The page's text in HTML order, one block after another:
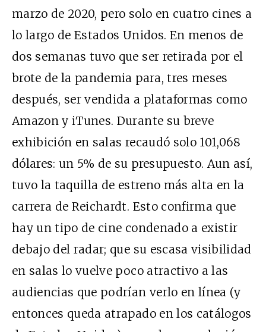
marzo de 2020, pero solo en cuatro cines a
lo largo de Estados Unidos. En menos de
dos semanas tuvo que ser retirada por el
brote de la pandemia para, tres meses
después, ser vendida a plataformas como
Amazon y iTunes. Durante su breve
exhibición en salas recaudó solo 101,068
dólares: un 5% de su presupuesto. Aun así,
tuvo la taquilla de estreno más alta en la
carrera de Reichardt. Esto confirma que
hay un tipo de cine condenado a existir
debajo del radar; que su escasa visibilidad
en salas lo vuelve poco atractivo a las
audiencias que podrían verlo en línea (y
entonces queda atrapado en los catálogos